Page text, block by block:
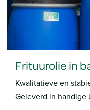
Frituurolie in
Kwalitatieve en
Geleverd in handige